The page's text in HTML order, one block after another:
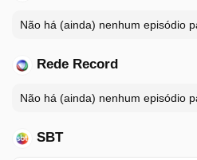
Não há (ainda) nenhum episódio
Rede Record
Não há (ainda) nenhum episódio
SBT